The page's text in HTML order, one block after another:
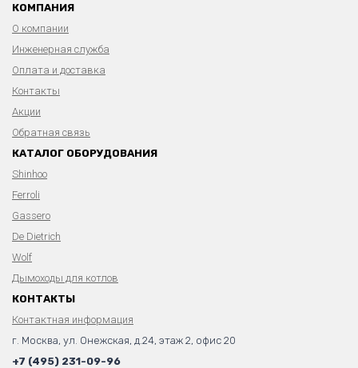
КОМПАНИЯ
О компании
Инженерная служба
Оплата и доставка
Контакты
Акции
Обратная связь
КАТАЛОГ ОБОРУДОВАНИЯ
Shinhoo
Ferroli
Gassero
De Dietrich
Wolf
Дымоходы для котлов
КОНТАКТЫ
Контактная информация
г. Москва, ул. Онежская, д.24, этаж 2, офис 20
+7 (495) 231-09-96